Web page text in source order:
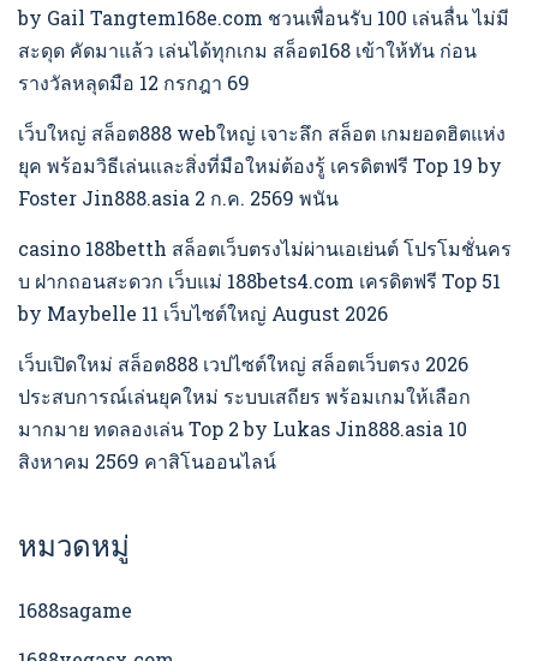
by Gail Tangtem168e.com ชวนเพื่อนรับ 100 เล่นลื่น ไม่มี
สะดุด คัดมาแล้ว เล่นได้ทุกเกม สล็อต168 เข้าให้ทัน ก่อน
รางวัลหลุดมือ 12 กรกฎา 69
เว็บใหญ่ สล็อต888 webใหญ่ เจาะลึก สล็อต เกมยอดฮิตแห่ง
ยุค พร้อมวิธีเล่นและสิ่งที่มือใหม่ต้องรู้ เครดิตฟรี Top 19 by
Foster Jin888.asia 2 ก.ค. 2569 พนัน
casino 188betth สล็อตเว็บตรงไม่ผ่านเอเย่นต์ โปรโมชั่นคร
บ ฝากถอนสะดวก เว็บแม่ 188bets4.com เครดิตฟรี Top 51
by Maybelle 11 เว็บไซต์ใหญ่ August 2026
เว็บเปิดใหม่ สล็อต888 เวปไซต์ใหญ่ สล็อตเว็บตรง 2026
ประสบการณ์เล่นยุคใหม่ ระบบเสถียร พร้อมเกมให้เลือก
มากมาย ทดลองเล่น Top 2 by Lukas Jin888.asia 10
สิงหาคม 2569 คาสิโนออนไลน์
หมวดหมู่
1688sagame